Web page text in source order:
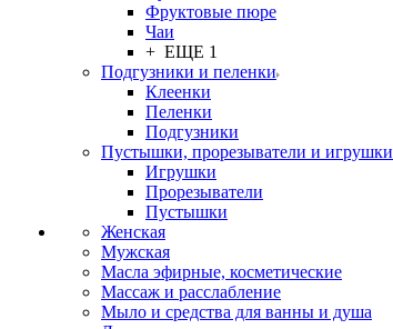
Фруктовые пюре
Чаи
+ ЕЩЕ 1
Подгузники и пеленки
Клеенки
Пеленки
Подгузники
Пустышки, прорезыватели и игрушки
Игрушки
Прорезыватели
Пустышки
Женская
Мужская
Масла эфирные, косметические
Массаж и расслабление
Мыло и средства для ванны и душа